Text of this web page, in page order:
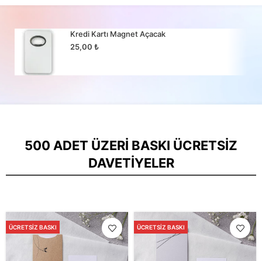
Kredi Kartı Magnet Açacak
25,00₺
500 ADET ÜZERI BASKI ÜCRETSIZ
DAVETIYELER
ÜCRETSIZ BASKI ÜCRETSIZ BASKI